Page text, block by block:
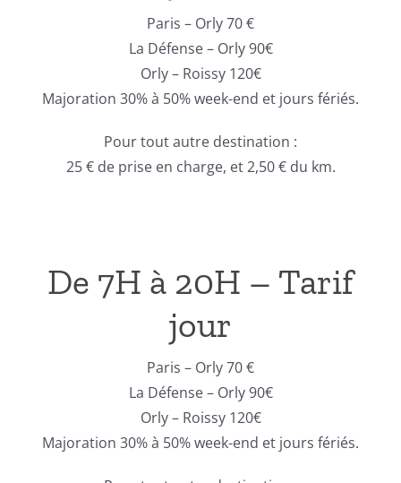
Paris – Orly 70 €
La Défense – Orly 90€
Orly – Roissy 120€
Majoration 30% à 50% week-end et jours fériés.
Pour tout autre destination :
25 € de prise en charge, et 2,50 € du km.
De 7H à 20H – Tarif
jour
Paris – Orly 70 €
La Défense – Orly 90€
Orly – Roissy 120€
Majoration 30% à 50% week-end et jours fériés.